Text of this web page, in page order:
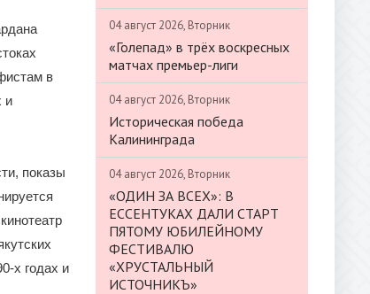
в
и
показы
х годах и
04 август 2026, Вторник
«Голепад» в трёх воскресных
матчах премьер-лиги
04 август 2026, Вторник
Историческая победа
Калининграда
04 август 2026, Вторник
«ОДИН ЗА ВСЕХ»: В
ЕССЕНТУКАХ ДАЛИ СТАРТ
ПЯТОМУ ЮБИЛЕЙНОМУ
ФЕСТИВАЛЮ
«ХРУСТАЛЬНЫЙ
ИСТОЧНИКЪ»